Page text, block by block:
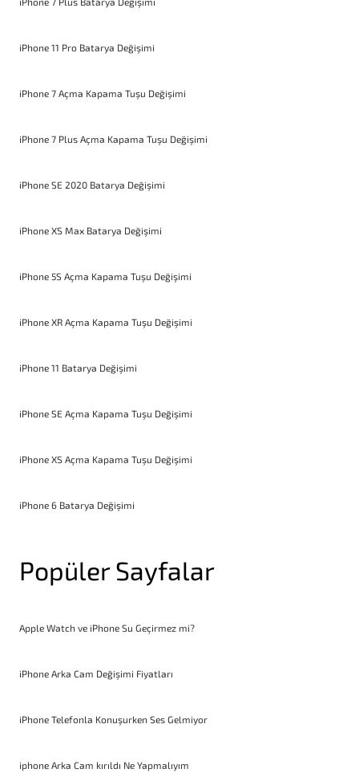
iPhone 11 Pro Batarya Değişimi
iPhone 7 Açma Kapama Tuşu Değişimi
iPhone 7 Plus Açma Kapama Tuşu Değişimi
iPhone SE 2020 Batarya Değişimi
iPhone XS Max Batarya Değişimi
iPhone 5S Açma Kapama Tuşu Değişimi
iPhone XR Açma Kapama Tuşu Değişimi
iPhone 11 Batarya Değişimi
iPhone SE Açma Kapama Tuşu Değişimi
iPhone XS Açma Kapama Tuşu Değişimi
iPhone 6 Batarya Değişimi
Popüler Sayfalar
Apple Watch ve iPhone Su Geçirmez mi?
iPhone Arka Cam Değişimi Fiyatları
iPhone Telefonla Konuşurken Ses Gelmiyor
iphone Arka Cam kırıldı Ne Yapmalıyım